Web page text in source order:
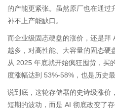
的产能更紧张。虽然原厂也在通过
补不上产能缺口。
而企业级固态硬盘的涨价，还是拜
越多，对高性能、大容量的固态硬
从 2025 年底就开始疯狂囤货，买
度涨幅达到 53%-58%，也是历史最
说到底，这轮存储器的史诗级涨价
短期的波动，而是 AI 彻底改变了